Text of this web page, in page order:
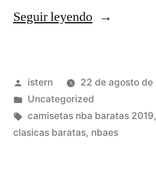
Seguir leyendo«National
Publicado
por
istern
22 de agosto de
Publicado
en
Uncategorized
Etiquetas:
camisetas nba baratas 2019,
clasicas baratas, nbaes